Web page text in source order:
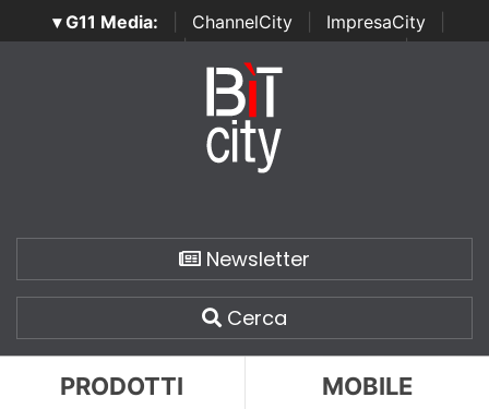
▾ G11 Media: ChannelCity ImpresaCity
SecurityOpenLab | Italian Channel Awards | Italian
Italian Security Awards
Newsletter
Cerca
PRODOTTI MOBILE